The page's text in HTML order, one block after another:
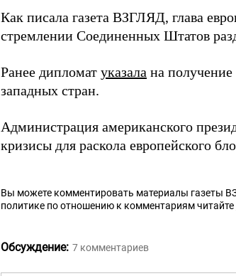
Как писала газета ВЗГЛЯД, глава
стремлении Соединенных Штатов
Ранее дипломат указала на
западных стран.
Администрация американского
кризисы для раскола европейского
Вы можете комментировать материалы газеты
политике по отношению к комментариям читайте
Обсуждение: 7 комментариев